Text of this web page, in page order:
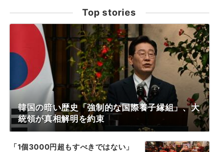
Top stories
韓国の暗い歴史「強制的な国際養子縁組」、大
統領が真相解明を約束
「1個3000円超もすべきではない」